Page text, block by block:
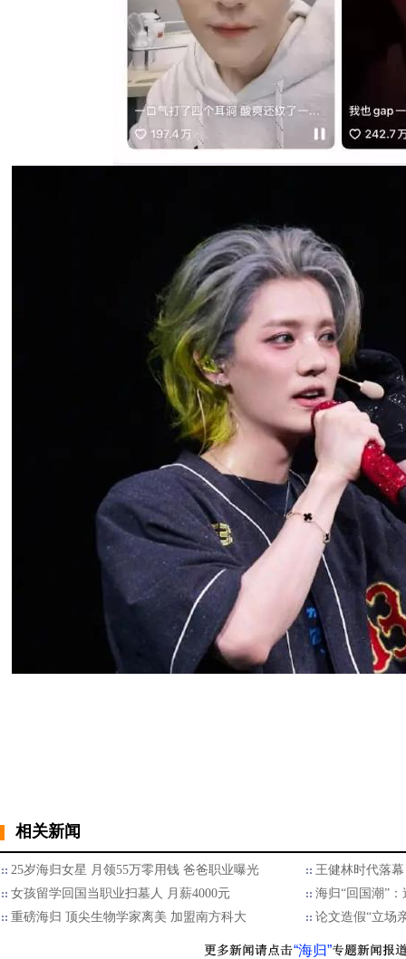
相关新闻
25岁海归女星 月领55万零用钱 爸爸职业曝光
王健林时代落
女孩留学回国当职业扫墓人 月薪4000元
海归“回国潮”
重磅海归 顶尖生物学家离美 加盟南方科大
论文造假“立场
“海归”